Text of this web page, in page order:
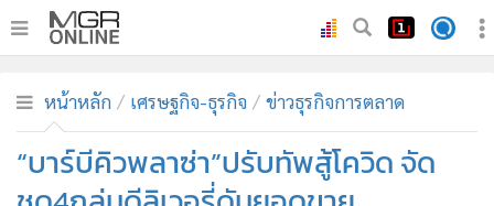
ทันเหตุการณ์
• ภาคใต้
หน้าหลัก เศรษฐกิจ-ธุรกิจ ข่าวธุรกิจการตลาด
“บาร์บีคิวพลาซ่า”ปรับทัพสู้โควิด จัด